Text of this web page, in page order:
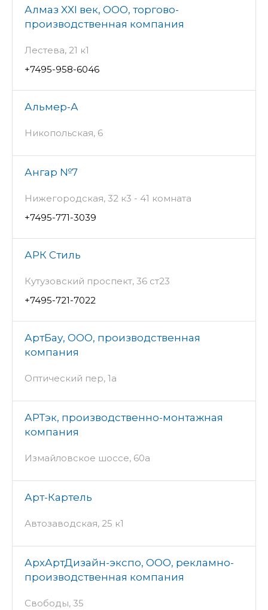
Алмаз XXI век, ООО, торгово-
производственная компания
Лестева, 21 к1
+7495-958-6046
Альмер-А
Никопольская, 6
Ангар №7
Нижегородская, 32 к3 - 41 комната
+7495-771-3039
АРК Стиль
Кутузовский проспект, 36 ст23
+7495-721-7022
АртБау, ООО, производственная
компания
Оптический пер, 1а
АРТэк, производственно-монтажная
компания
Измайловское шоссе, 60а
Арт-Картель
Автозаводская, 25 к1
АрхАртДизайн-экспо, ООО, рекламно-
производственная компания
Свободы, 35